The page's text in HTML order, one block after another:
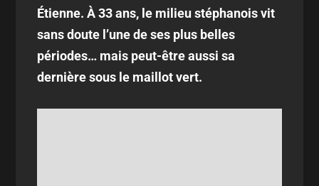
Étienne. À 33 ans, le milieu stéphanois vit
sans doute l’une de ses plus belles
périodes… mais peut-être aussi sa
dernière sous le maillot vert.